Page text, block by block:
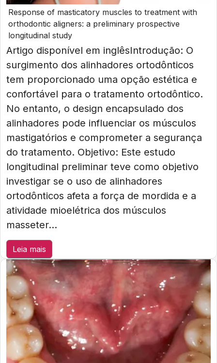
Response of masticatory muscles to treatment with
orthodontic aligners: a preliminary prospective
longitudinal study
Artigo disponível em inglêsIntrodução: O
surgimento dos alinhadores ortodônticos
tem proporcionado uma opção estética e
confortável para o tratamento ortodôntico.
No entanto, o design encapsulado dos
alinhadores pode influenciar os músculos
mastigatórios e comprometer a segurança
do tratamento. Objetivo: Este estudo
longitudinal preliminar teve como objetivo
investigar se o uso de alinhadores
ortodônticos afeta a força de mordida e a
atividade mioelétrica dos músculos
masseter...
Leia mais